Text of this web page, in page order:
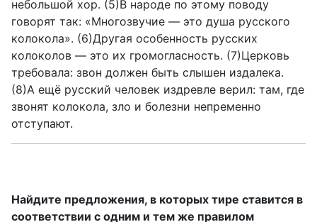
небольшой хор. (5)В народе по этому поводу
говорят так: «Многозвучие — это душа русского
колокола». (6)Другая особенность русских
колоколов — это их громогласность. (7)Церковь
требовала: звон должен быть слышен издалека.
(8)А ещё русский человек издревле верил: там, где
звонят колокола, зло и болезни непременно
отступают.
Найдите предложения, в которых тире ставится в
соответствии с одним и тем же правилом